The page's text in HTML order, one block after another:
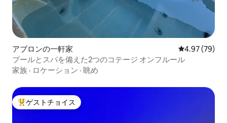
アブロンの一軒家 レビュー79
4.97 (79)
プールとスパを備えた2つのコテージ オンフルール
家族 · ロケーション · 眺め
大好評のゲストチョイスです。
ゲストチョイス